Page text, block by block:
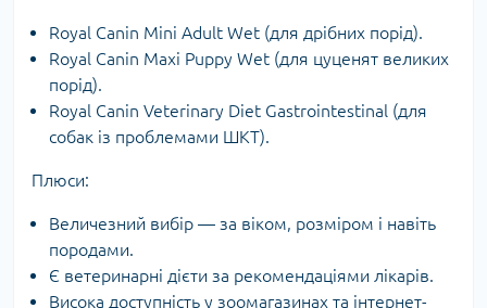
Royal Canin Mini Adult Wet (для дрібних порід).
Royal Canin Maxi Puppy Wet (для цуценят великих
порід).
Royal Canin Veterinary Diet Gastrointestinal (для
собак із проблемами ШКТ).
Плюси:
Величезний вибір — за віком, розміром і навіть
породами.
Є ветеринарні дієти за рекомендаціями лікарів.
Висока доступність у зоомагазинах та інтернет-